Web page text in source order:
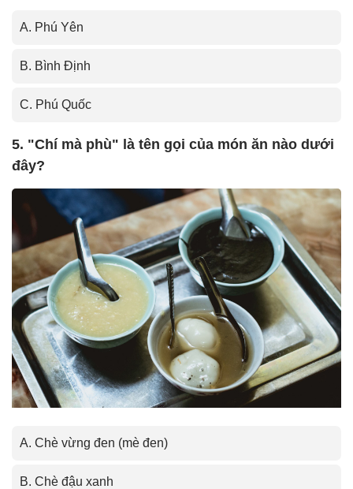
A. Phú Yên
B. Bình Định
C. Phú Quốc
5. "Chí mà phù" là tên gọi của món ăn nào dưới
đây?
A. Chè vừng đen (mè đen)
B. Chè đậu xanh